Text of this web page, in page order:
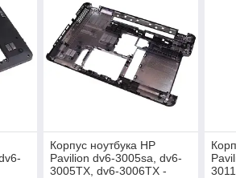
Корпус ноутбука HP
Pavilion dv6-3005sa, dv6-
3005TX, dv6-3006TX -